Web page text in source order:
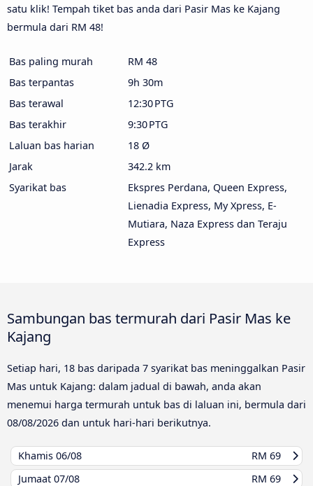
satu klik! Tempah tiket bas anda dari Pasir Mas ke Kajang
bermula dari RM 48!
Bas paling murah
RM 48
Bas terpantas
9h 30m
Bas terawal
12:30 PTG
Bas terakhir
9:30 PTG
Laluan bas harian
18 Ø
Jarak
342.2 km
Syarikat bas
Ekspres Perdana, Queen Express,
Lienadia Express, My Xpress, E-
Mutiara, Naza Express dan Teraju
Express
Sambungan bas termurah dari Pasir Mas ke
Kajang
Setiap hari, 18 bas daripada 7 syarikat bas meninggalkan Pasir
Mas untuk Kajang: dalam jadual di bawah, anda akan
menemui harga termurah untuk bas di laluan ini, bermula dari
08/08/2026 dan untuk hari-hari berikutnya.
Khamis 06/08
RM 69
Jumaat 07/08
RM 69